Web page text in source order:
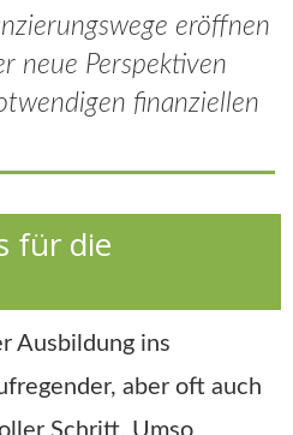
eröffnen
neue Perspektiven
finanziellen
für die
Ausbildung ins
aber oft auch
Schritt. Umso